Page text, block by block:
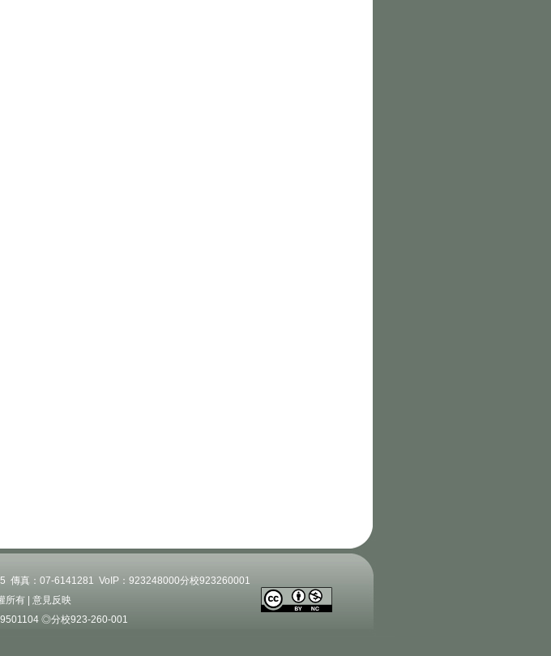
傳真：07-6141281 VoIP： 923248000分校923260001
所有 | 意見反映
◎分校923-260-001